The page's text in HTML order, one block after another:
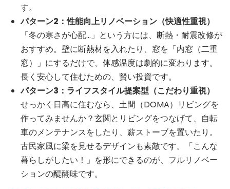
す。
パターン2：性能向上リノベーション（快適性重視）
「冬の寒さが心配…」という方には、断熱・耐震改修が
おすすめ。壁に断熱材を入れたり、窓を「内窓（二重
窓）」にするだけで、体感温度は劇的に変わります。
長く安心して住むための、賢い投資です。
パターン3：ライフスタイル提案型（こだわり重視）
せっかく日高に住むなら、土間（DOMA）リビングを
作ってみませんか？玄関とリビングをつなげて、自転
車のメンテナンスをしたり、薪ストーブを置いたり。
古民家風に梁を見せるデザインも素敵です。「こんな
暮らしがしたい！」を形にできるのが、フルリノベー
ションの醍醐味です。